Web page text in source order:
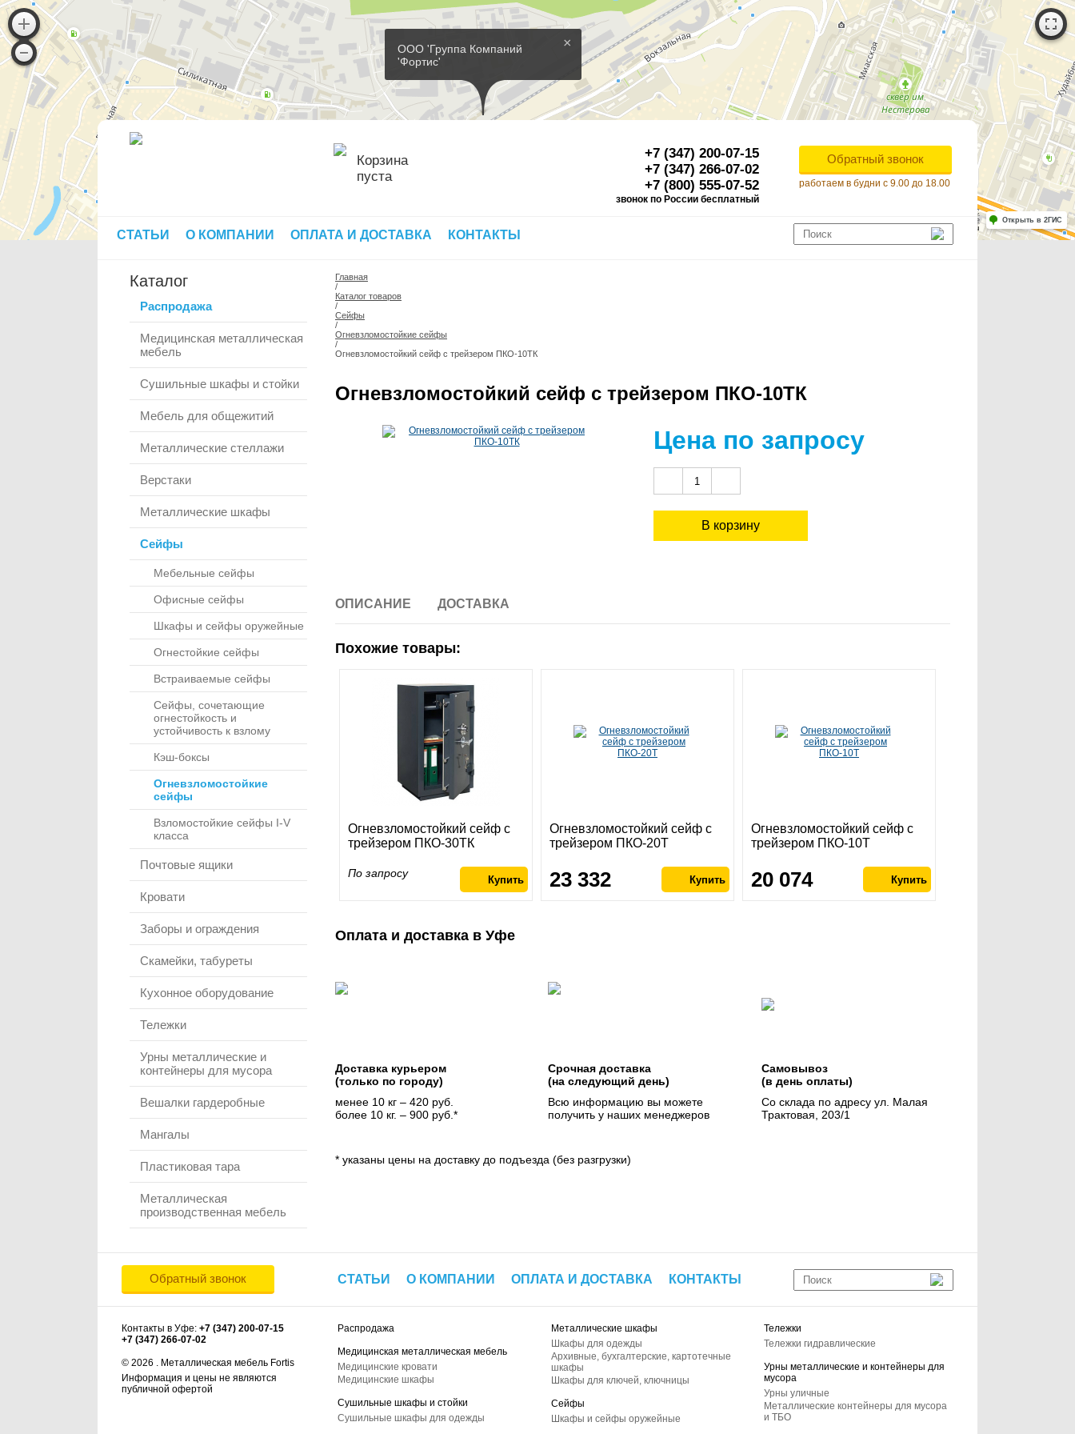
×
ООО 'Группа Компаний
'Фортис'
Работает на API 2ГИС
Лицензионное соглашение
Для корректной работы Raster JS API нужен ключ. Помощь: api@2gis.ru
Открыть в 2ГИС
Корзина
пуста
+7 (347) 200-07-15
+7 (347) 266-07-02
+7 (800) 555-07-52
звонок по России бесплатный
Обратный звонок
работаем в будни с 9.00 до 18.00
СТАТЬИ О КОМПАНИИ ОПЛАТА И ДОСТАВКА КОНТАКТЫ
Каталог
Распродажа
Медицинская металлическая
мебель
Сушильные шкафы и стойки
Мебель для общежитий
Металлические стеллажи
Верстаки
Металлические шкафы
Сейфы
Мебельные сейфы
Офисные сейфы
Шкафы и сейфы оружейные
Огнестойкие сейфы
Встраиваемые сейфы
Сейфы, сочетающие
огнестойкость и
устойчивость к взлому
Кэш-боксы
Огневзломостойкие
сейфы
Взломостойкие сейфы I-V
класса
Почтовые ящики
Кровати
Заборы и ограждения
Скамейки, табуреты
Кухонное оборудование
Тележки
Урны металлические и
контейнеры для мусора
Вешалки гардеробные
Мангалы
Пластиковая тара
Металлическая
производственная мебель
Главная
/
Каталог товаров
/
Сейфы
/
Огневзломостойкие сейфы
/
Огневзломостойкий сейф с трейзером ПКО-10ТК
Огневзломостойкий сейф с трейзером ПКО-10ТК
Цена по запросу
ОПИСАНИЕ ДОСТАВКА
Похожие товары:
Огневзломостойкий сейф с
трейзером ПКО-30ТК
По запросу
Огневзломостойкий сейф с
трейзером ПКО-20Т
23 332
Огневзломостойкий сейф с
трейзером ПКО-10Т
20 074
Оплата и доставка в Уфе
Доставка курьером
(только по городу)
менее 10 кг – 420 руб.
более 10 кг. – 900 руб.*
Срочная доставка
(на следующий день)
Всю информацию вы можете
получить у наших менеджеров
Самовывоз
(в день оплаты)
Со склада по адресу ул. Малая
Трактовая, 203/1
* указаны цены на доставку до подъезда (без разгрузки)
Обратный звонок СТАТЬИ О КОМПАНИИ ОПЛАТА И ДОСТАВКА КОНТАКТЫ
Контакты в Уфе: +7 (347) 200-07-15
+7 (347) 266-07-02
© 2026 . Металлическая мебель Fortis
Информация и цены не являются
публичной офертой
Распродажа
Медицинская металлическая мебель
Медицинские кровати
Медицинские шкафы
Сушильные шкафы и стойки
Сушильные шкафы для одежды
Металлические шкафы
Шкафы для одежды
Архивные, бухгалтерские, картотечные
шкафы
Шкафы для ключей, ключницы
Сейфы
Шкафы и сейфы оружейные
Тележки
Тележки гидравлические
Урны металлические и контейнеры для
мусора
Урны уличные
Металлические контейнеры для мусора
и ТБО